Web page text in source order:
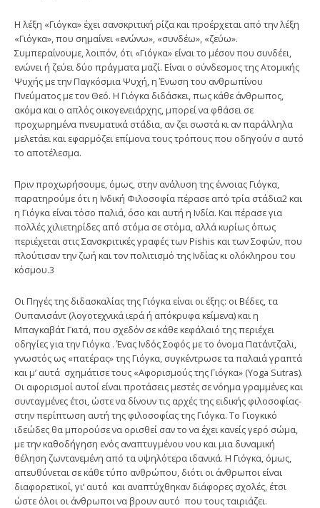
Η λέξη «Γιόγκα» έχει σανσκριτική ρίζα και προέρχεται από την λέξη
«Γιό­γκα», που σημαίνει «ενώνω», «συνδέω», «ζεύω».
Συμπεραίνουμε, λοιπόν, ότι «Γιό­γκα» είναι το μέσον που συνδέει,
ενώνει ή ζεύει δύο πράγματα μαζί. Είναι ο σύνδεσμος της Ατομικής
Ψυχής με την Παγκόσμια Ψυχή, η Ένωση του ανθρωπίνου
Πνεύματος με τον Θεό. Η Γιόγκα διδάσκει, πως κάθε άνθρωπος,
ακόμα και ο απλός οικογενειάρχης, μπορεί να φθάσει σε
προχωρημένα πνευματικά στάδια, αν ζει σωστά κι αν παράλληλα
μελετάει και εφαρμόζει επίμονα τους τρόπους που οδηγούν σ αυτό
το αποτέλεσμα.
Πριν προχωρήσουμε, όμως, στην ανάλυση της έννοιας Γιόγκα,
παρατη­ρούμε ότι η Ινδική Φιλοσοφία πέρασε από τρία στάδια2 και
η Γιόγκα είναι τόσο παλιά, όσο και αυτή η Ινδία. Και πέρασε για
πολλές χιλιετηρίδες από στόμα σε στόμα, αλλά κυρίως όπως
περιέχεται στις Σανσκριτικές γραφές των Pishis και των Σοφών, που
πλούτισαν την ζωή και τον πολιτισμό της Ινδίας κι ολόκληρου του
κόσμου.3
Οι Πηγές της διδασκαλίας της Γιόγκα είναι οι έξης: οι Βέδες, τα
Ουπανισάντ (λογοτεχνικά ιερά ή απόκρυφα κείμενα) και η
Μπαγκαβάτ Γκιτά, που σχεδόν σε κάθε κεφάλαιό της περιέχει
οδηγίες για την Γιόγκα . Ένας Ινδός Σοφός με το όνομα Πατάντζαλι,
γνωστός ως «πατέρας» της Γιόγκα, συγκέ­ντρωσε τα παλαιά γραπτά
και μ’ αυτά σχημάτισε τους «Αφορισμούς της Γιό­γκα» (Yoga Sutras).
Οι αφορισμοί αυτοί είναι προτάσεις μεστές σε νόημα γραμμένες και
συνταγμένες έτσι, ώστε να δίνουν τις αρχές της ειδικής φιλοσοφίας-
στην περίπτωση αυτή της φιλοσοφίας της Γιόγκα. Το Γιογκικό
ιδεώδες θα μπορούσε να ορισθεί σαν το να έχει κανείς γερό σώμα,
με την κα­θοδήγηση ενός αναπτυγμένου νου και μια δυναμική
θέληση ζωντανεμένη από τα υψηλότερα ιδανικά. Η Γιόγκα, όμως,
απευθύνεται σε κάθε τύπο ανθρώπου, διότι οι άνθρωποι είναι
διαφορετικοί, γι’ αυτό και αναπτύχθηκαν διάφορες σχολές, έτσι
ώστε όλοι οι άνθρωποι να βρουν αυτό που τους ταιριάζει.